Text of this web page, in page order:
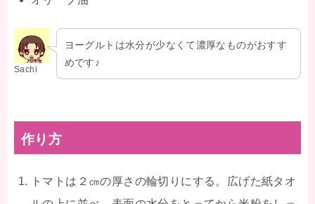
Sachi
ヨーグルトは水分が少なくて濃厚なものがおすす
めです♪
作り方
トマトは２㎝の厚さの輪切りにする。広げた紙タオ